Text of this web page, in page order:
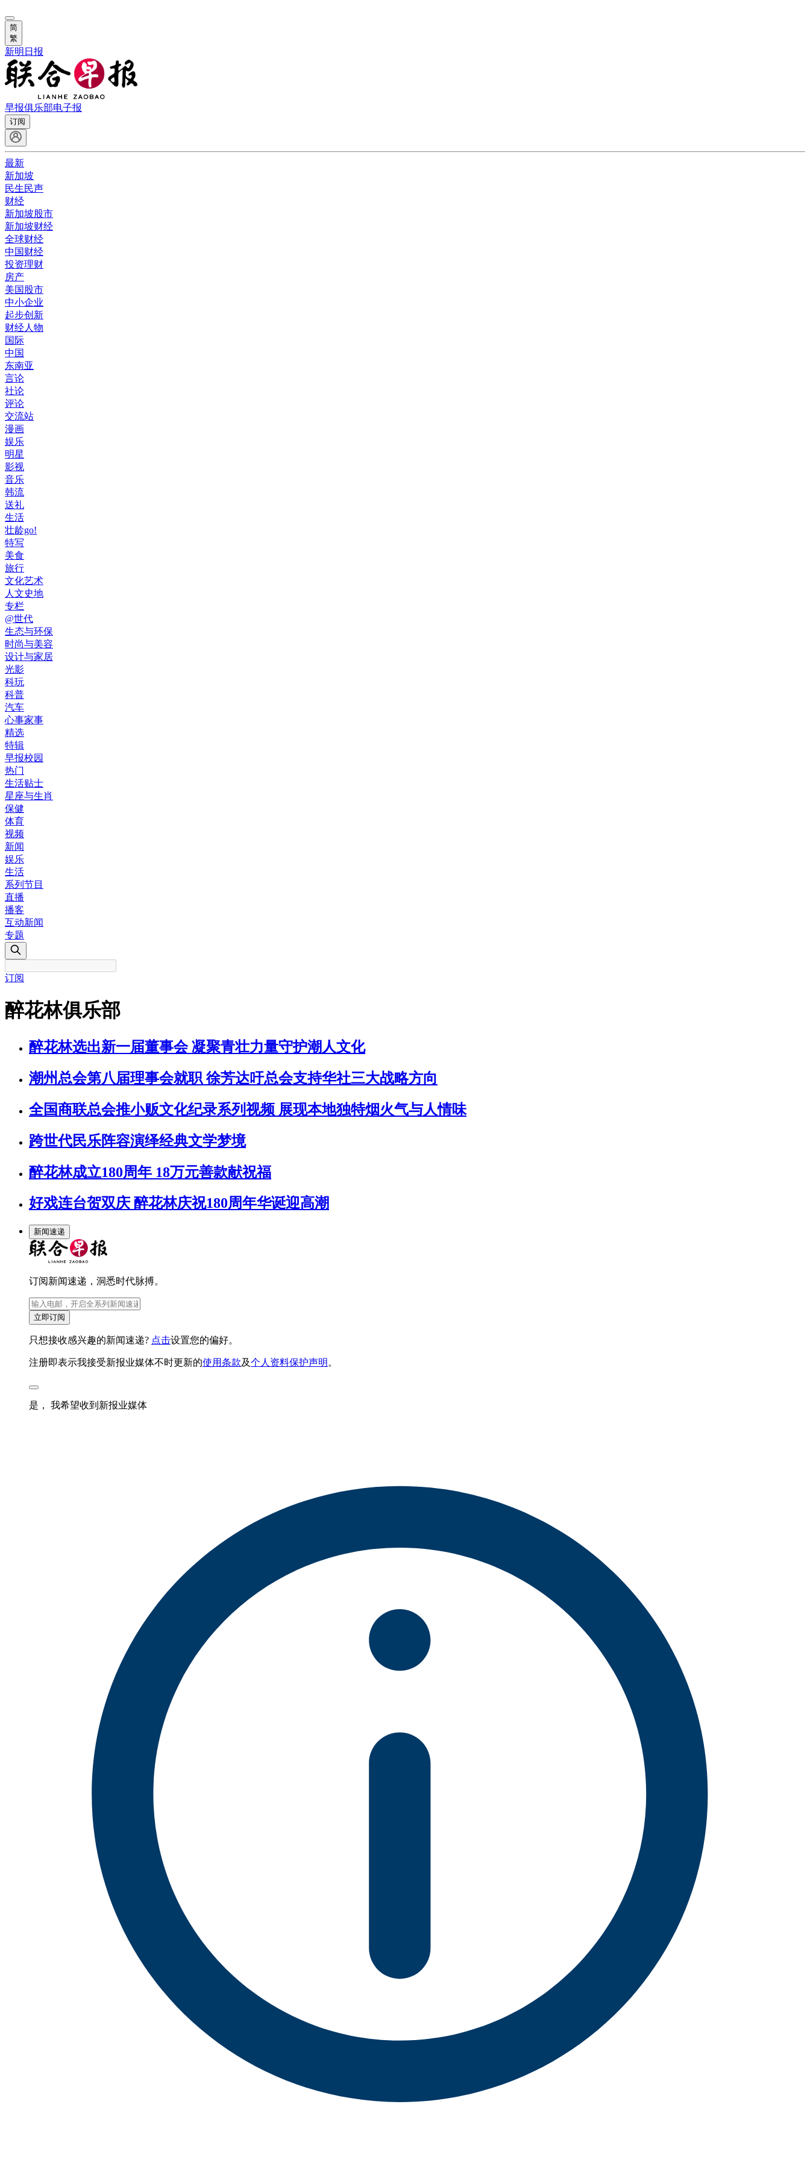
简
繁
新明日报
早报俱乐部电子报
订阅
最新
新加坡
民生民声
财经
新加坡股市
新加坡财经
全球财经
中国财经
投资理财
房产
美国股市
中小企业
起步创新
财经人物
国际
中国
东南亚
言论
社论
评论
交流站
漫画
娱乐
明星
影视
音乐
韩流
送礼
生活
壮龄go!
特写
美食
旅行
文化艺术
人文史地
专栏
@世代
生态与环保
时尚与美容
设计与家居
光影
科玩
科普
汽车
心事家事
精选
特辑
早报校园
热门
生活贴士
星座与生肖
保健
体育
视频
新闻
娱乐
生活
系列节目
直播
播客
互动新闻
专题
订阅
醉花林俱乐部
醉花林选出新一届董事会 凝聚青壮力量守护潮人文化
潮州总会第八届理事会就职 徐芳达吁总会支持华社三大战略方向
全国商联总会推小贩文化纪录系列视频 展现本地独特烟火气与人情味
跨世代民乐阵容演绎经典文学梦境
醉花林成立180周年 18万元善款献祝福
好戏连台贺双庆 醉花林庆祝180周年华诞迎高潮
新闻速递
订阅新闻速递，洞悉时代脉搏。
立即订阅
只想接收感兴趣的新闻速递? 点击设置您的偏好。
注册即表示我接受新报业媒体不时更新的使用条款及个人资料保护声明 。
是， 我希望收到新报业媒体